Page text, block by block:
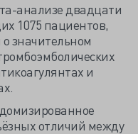
анализе двадцати
1075 пациентов,
значительном
и
отличий между